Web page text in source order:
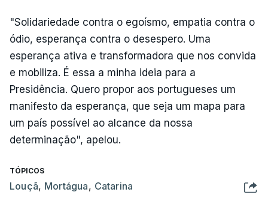
"Solidariedade contra o egoísmo, empatia contra o
ódio, esperança contra o desespero. Uma
esperança ativa e transformadora que nos convida
e mobiliza. É essa a minha ideia para a
Presidência. Quero propor aos portugueses um
manifesto da esperança, que seja um mapa para
um país possível ao alcance da nossa
determinação", apelou.
TÓPICOS
Louçã, Mortágua, Catarina